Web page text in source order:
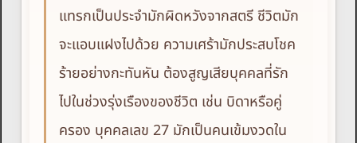
แทรกเป็นประจำมักผิดหวังจากสตรี ชีวิตมัก
จะแอบแฝงไปด้วย ความเศร้ามักประสบโชค
ร้ายอย่างกะทันหัน ต้องสูญเสียบุคคลที่รัก
ไปในช่วงรุ่งเรืองของชีวิต เช่น บิดาหรือคู่
ครอง บุคคลเลข 27 มักเป็นคนเข้มงวดใน